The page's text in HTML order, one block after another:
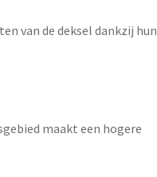
van de deksel dankzij hun
maakt een hogere